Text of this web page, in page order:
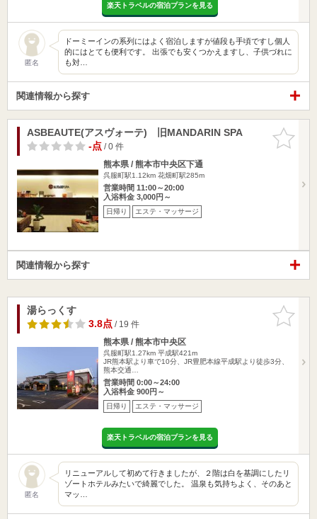
楽天トラベルの宿泊プランを見る
匿名
ドーミーインの系列にはよく宿泊しますが値段も手頃ですし個人
的にはとても便利です。 出張でも安くつかえますし、子供づれに
も対…
関連情報から探す
お気に入
りに追加
ASBEAUTE(アスヴォーテ) 旧MANDARIN SPA
-点/ 0 件
熊本県 / 熊本市中央区下通
呉服町駅1.12km 花畑町駅285m
営業時間 11:00～20:00
入浴料金 3,000円～
日帰り エステ・マッサージ
関連情報から探す
お気に入
りに追加
湯らっくす
3.8点/ 19 件
熊本県 / 熊本市中央区
呉服町駅1.27km 平成駅421m
JR熊本駅より車で10分、JR豊肥本線平成駅より徒歩3分、
熊本交通…
営業時間 0:00～24:00
入浴料金 900円～
日帰り エステ・マッサージ
楽天トラベルの宿泊プランを見る
匿名
リニューアルして初めて行きましたが、２階は白を基調にしたリ
ゾートホテルみたいで綺麗でした。 温泉も気持ちよく、そのあと
マッ…